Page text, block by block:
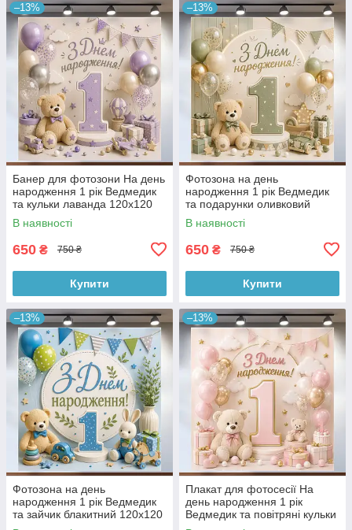
–13%
Банер для фотозони На день
народження 1 рік Ведмедик
та кульки лаванда 120x120
см, №43240
В наявності
650 ₴ 750 ₴
Купити
–13%
Фотозона на день
народження 1 рік Ведмедик
та подарунки оливковий
120x120 см, №43244
В наявності
650 ₴ 750 ₴
Купити
–13%
Фотозона на день
народження 1 рік Ведмедик
та зайчик блакитний 120x120
см, №43245
–13%
Плакат для фотосесії На
день народження 1 рік
Ведмедик та повітряні кульки
пудровий 120x120 см,